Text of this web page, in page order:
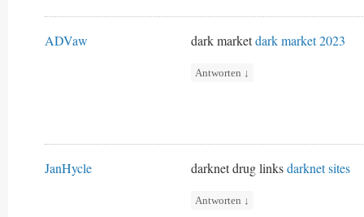
ADVaw dark marketdark market 2023
Antworten ↓
JanHycle darknet drug linksdarknet sites
Antworten ↓